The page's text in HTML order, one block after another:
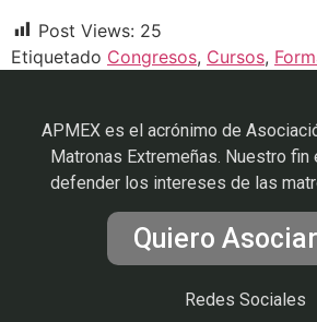
Post Views: 25
Etiquetado Congresos, Cursos,
APMEX es el acrónimo de
Matronas Extremeñas. Nuestro
defender los intereses de las
Quiero
Redes Sociales